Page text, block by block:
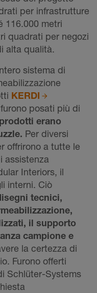
per infrastrutture
116.000 metri
quadrati per negozi
alta qualità.
sistema di
KERDI
posati più di
erano
Per diversi
offrirono a tutte le
assistenza
Interiors, il
interni. Ciò
tecnici,
il supporto
campione e
la certezza di
Furono offerti
Schlüter-Systems